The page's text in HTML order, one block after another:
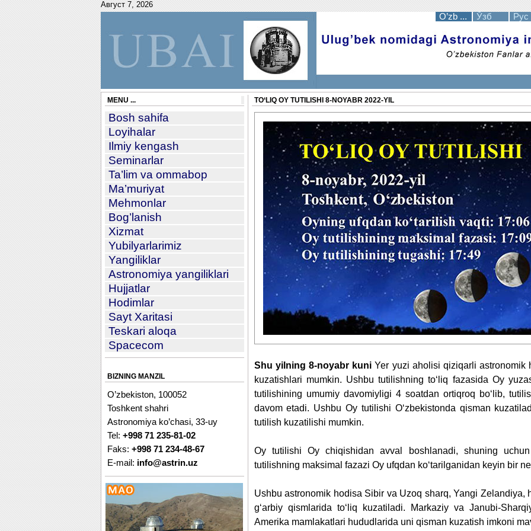
Август 7, 2026
O’zb ... Ўзб Рус
MENU ...
Bosh sahifa
Loyihalar
Ilmiy kengash
Seminarlar
Ta’lim va ommabop
Ma’muriyat
Mehmonlar
Bog’lanish
Xizmat
Yubilyarlarimiz
Yangiliklar
Astronomiya yangiliklari
Hujjatlar
Hodimlar
Sayt Xaritasi
Teskari aloqa
Spacecom
BIZNING MANZIL
O’zbekiston, 100052
Toshkent shahri
Astronomiya ko’chasi, 33-uy
Tel: +998 71 235-81-02
Faks: +998 71 234-48-67
E-mail: info@astrin.uz
TO‘LIQ OY TUTILISHI 8-NOYABR 2022-YIL
Shu yilning 8-noyabr kuni Yer yuzi aholisi qiziqarli astronomik
kuzatishlari mumkin. Ushbu tutilishning to‘liq fazasida Oy
tutilishining umumiy davomiyligi 4 soatdan ortiqroq bo‘lib,
davom etadi. Ushbu Oy tutilishi O‘zbekistonda qisman
tutilish kuzatilishi mumkin.
Oy tutilishi Oy chiqishidan avval boshlanadi, shuning uchun
tutilishning maksimal fazazi Oy ufqdan ko‘tarilganidan keyin bir
Ushbu astronomik hodisa Sibir va Uzoq sharq, Yangi Zelandiya,
g‘arbiy qismlarida to‘liq kuzatiladi. Markaziy va Janubi-
Amerika mamlakatlari hududlarida uni qisman kuzatish imkoni